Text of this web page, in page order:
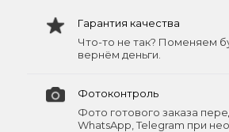
Гарантия качества
Что-то не так? Поменяем
вернём деньги.
Фотоконтроль
Фото готового заказа
WhatsApp, Telegram при